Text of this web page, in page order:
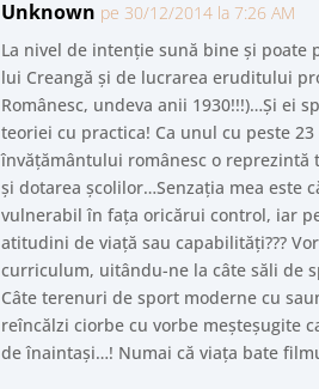
Unknown pe 30/12/2014 la 7:26 AM
La nivel de intenție sună bine și
lui Creangă și de lucrarea eruditului
Românesc, undeva anii 1930!!!)…Și ei
teoriei cu practica! Ca unul cu peste
învățământului românesc o
și dotarea școlilor…Senzația mea este
vulnerabil în fața oricărui control, iar
atitudini de viață sau capabilități???
curriculum, uitându-ne la câte săli de
Câte terenuri de sport moderne cu
reîncălzi ciorbe cu vorbe meșteșugite
de înaintași…! Numai că viața bate